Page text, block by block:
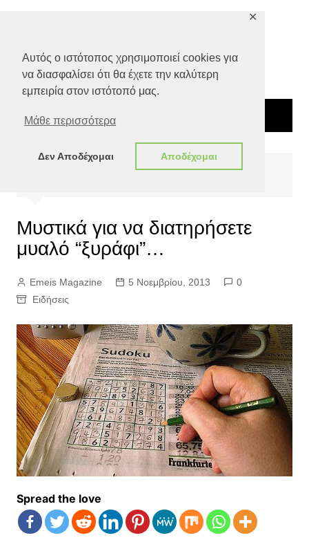
Αυτός ο ιστότοπος χρησιμοποιεί cookies για
να διασφαλίσει ότι θα έχετε την καλύτερη
εμπειρία στον ιστότοπό μας.
Μάθε περισσότερα
Δεν Αποδέχομαι Αποδέχομαι
✕
Μυστικά για να διατηρήσετε
μυαλό “ξυράφι”…
Emeis Magazine 5 Νοεμβρίου, 2013
0
Ειδήσεις
Spread the love